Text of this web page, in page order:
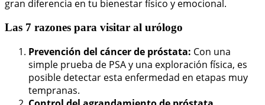
gran diferencia en tu bienestar físico y emocional.
Las 7 razones para visitar al urólogo
Prevención del cáncer de próstata: Con una
simple prueba de PSA y una exploración física, es
posible detectar esta enfermedad en etapas muy
tempranas.